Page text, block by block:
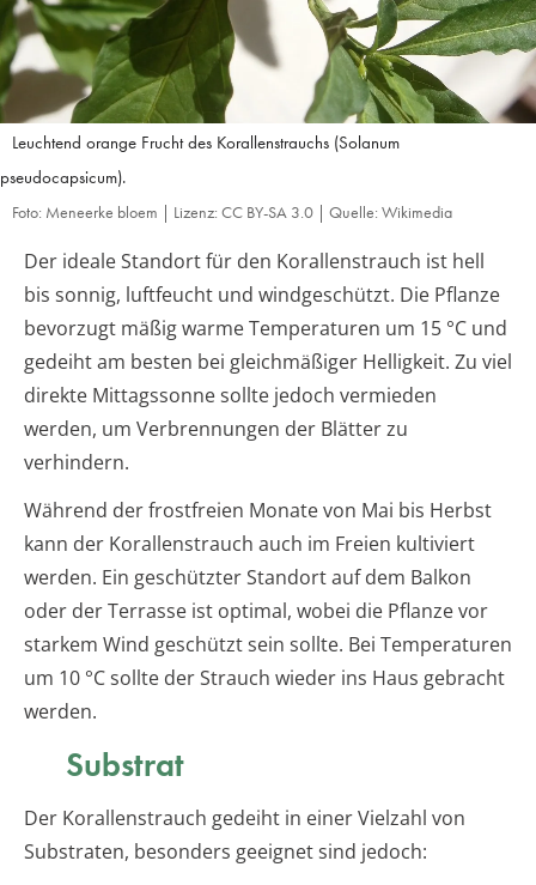
Leuchtend orange Frucht des Korallenstrauchs (Solanum
pseudocapsicum).
Foto: Meneerke bloem | Lizenz: CC BY-SA 3.0 | Quelle: Wikimedia
Der ideale Standort für den Korallenstrauch ist hell
bis sonnig, luftfeucht und windgeschützt. Die Pflanze
bevorzugt mäßig warme Temperaturen um 15 °C und
gedeiht am besten bei gleichmäßiger Helligkeit. Zu viel
direkte Mittagssonne sollte jedoch vermieden
werden, um Verbrennungen der Blätter zu
verhindern.
Während der frostfreien Monate von Mai bis Herbst
kann der Korallenstrauch auch im Freien kultiviert
werden. Ein geschützter Standort auf dem Balkon
oder der Terrasse ist optimal, wobei die Pflanze vor
starkem Wind geschützt sein sollte. Bei Temperaturen
um 10 °C sollte der Strauch wieder ins Haus gebracht
werden.
Substrat
Der Korallenstrauch gedeiht in einer Vielzahl von
Substraten, besonders geeignet sind jedoch: